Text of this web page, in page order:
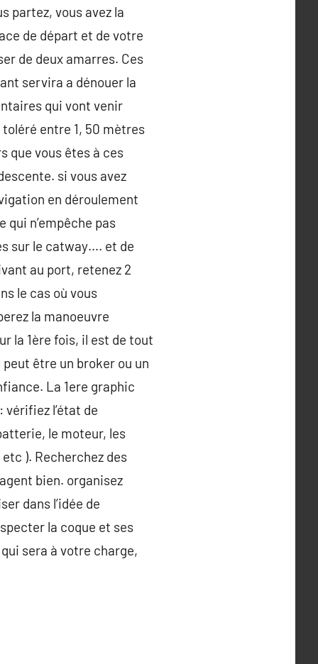
partez, vous avez la
de départ et de votre
de deux amarres. Ces
servira a dénouer la
qui vont venir
entre 1, 50 mètres
que vous êtes à ces
si vous avez
en déroulement
qui n’empêche pas
sur le catway…. et de
au port, retenez 2
le cas où vous
la manoeuvre
la 1ère fois, il est de tout
être un broker ou un
La 1ere graphic
l’état de
le moteur, les
). Recherchez des
bien. organisez
dans l’idée de
la coque et ses
sera à votre charge,